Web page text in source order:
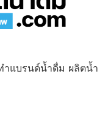
ำแบรนด์น้ำดื่ม ผลิตน้ำ